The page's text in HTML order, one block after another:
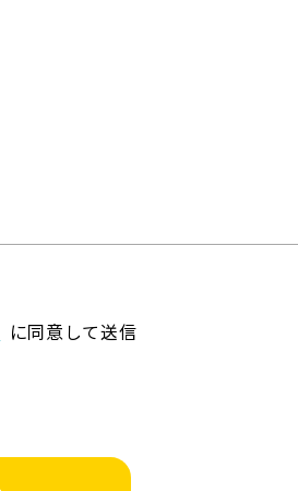
に同意して送信